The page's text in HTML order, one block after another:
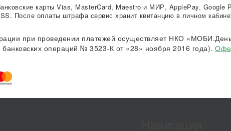
карты Vias, MasterCard, Maestro и МИР, ApplePay,
После оплаты штрафа сервис хранит квитанцию в личном
при проведении платежей осуществляет НКО
операций № 3523-К от «28» ноября 2016 года).